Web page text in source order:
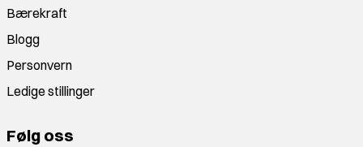
Bærekraft
Blogg
Personvern
Ledige stillinger
Følg oss